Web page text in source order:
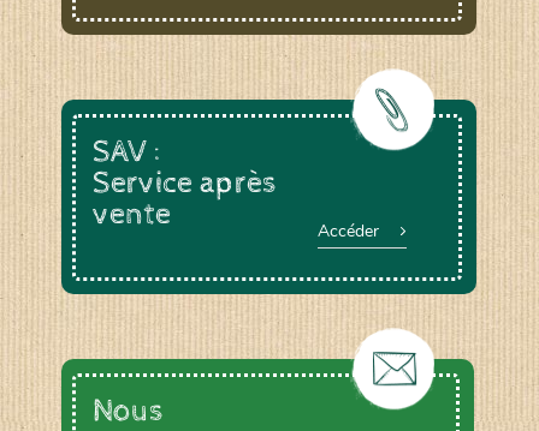
SAV :
Service après
vente
Accéder
Nous